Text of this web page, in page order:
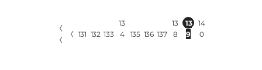
〈
〈
〈 131 132 133
13
4
135 136 137
13
8
13
9
14
0